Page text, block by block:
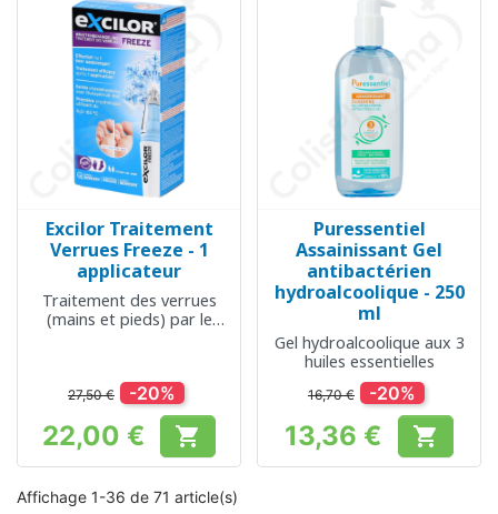
Excilor Traitement
Verrues Freeze - 1
applicateur
Traitement des verrues
(mains et pieds) par le
27,50 € -20%
Prix
22,00 € 
Puressentiel
Assainissant Gel
antibactérien
hydroalcoolique - 250
ml
Gel hydroalcoolique aux 3
huiles essentielles
16,70 € -20%
Prix
13,36 € 
Affichage 1-36 de 71 article(s)